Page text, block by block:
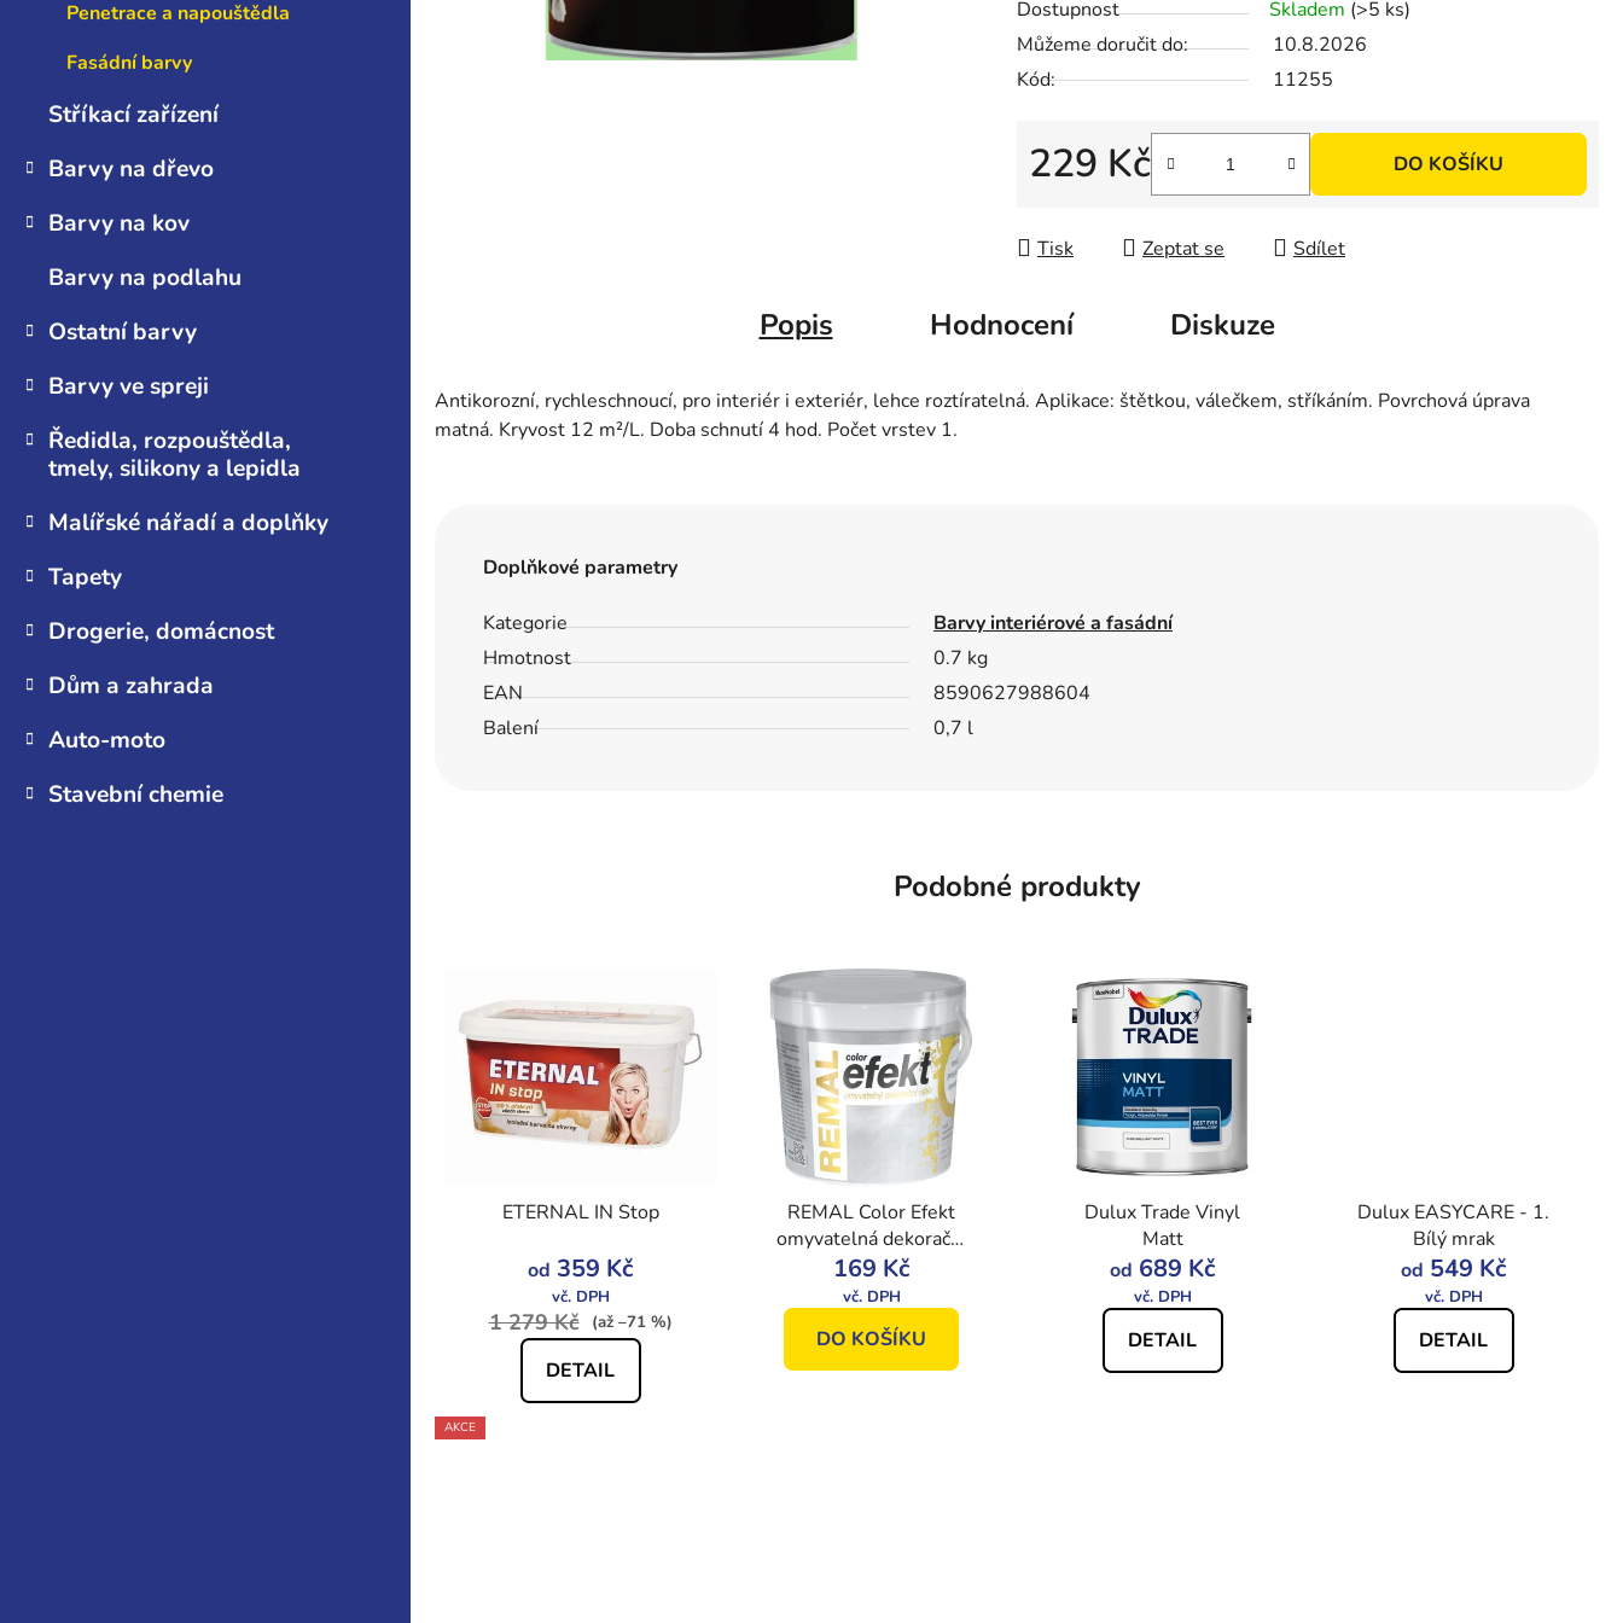
Penetrace a napouštědla
Fasádní barvy
Stříkací zařízení
Barvy na dřevo
Barvy na kov
Barvy na podlahu
Ostatní barvy
Barvy ve spreji
Ředidla, rozpouštědla,
tmely, silikony a lepidla
Malířské nářadí a doplňky
Tapety
Drogerie, domácnost
Dům a zahrada
Auto-moto
Stavební chemie
Dostupnost Skladem (>5 ks)
Můžeme doručit do:
10.8.2026
Kód:
11255
229 Kč DO KOŠÍKU
Tisk Zeptat se Sdílet
Popis Hodnocení Diskuze
Antikorozní, rychleschnoucí, pro interiér i exteriér, lehce roztíratelná. Aplikace: štětkou, válečkem, stříkáním. Povrchová úprava
matná. Kryvost 12 m²/L. Doba schnutí 4 hod. Počet vrstev 1.
Doplňkové parametry
Kategorie
Barvy interiérové a fasádní
Hmotnost
0.7 kg
EAN
8590627988604
Balení
0,7 l
Podobné produkty
ETERNAL IN Stop
od 359 Kč
1 279 Kč (až –71 %)
DETAIL
REMAL Color Efekt
omyvatelná dekorační
barva, 0900 stříbrný,
400 g
169 Kč
DO KOŠÍKU
Dulux Trade Vinyl
Matt
od 689 Kč
DETAIL
Dulux EASYCARE - 1.
Bílý mrak
od 549 Kč
DETAIL
AKCE